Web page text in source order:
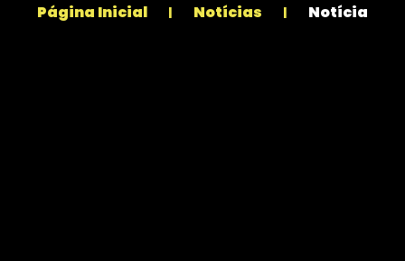
Página Inicial Notícias Notícia